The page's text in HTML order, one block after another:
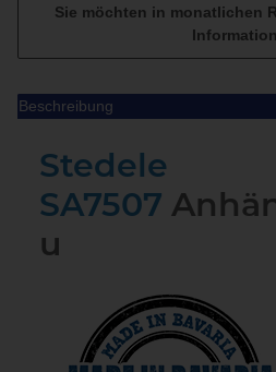
Sie möchten in monatlichen
Beschreibung
Stedele
SA7507
u